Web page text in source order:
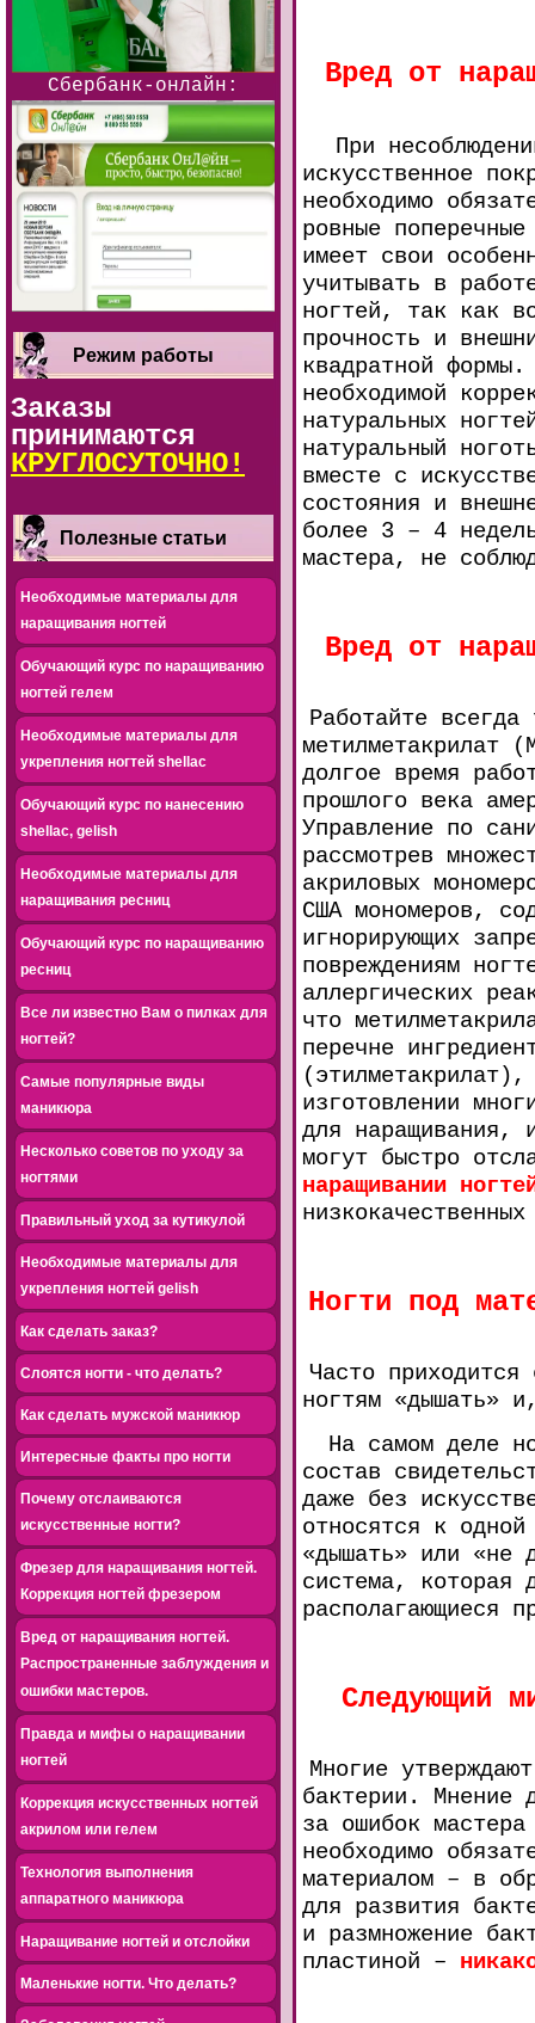
Сбербанк-онлайн:
Режим работы
Заказы
принимаются
КРУГЛОСУТОЧНО!
Полезные статьи
Необходимые материалы для
наращивания ногтей
Обучающий курс по наращиванию
ногтей гелем
Необходимые материалы для
укрепления ногтей shellac
Обучающий курс по нанесению
shellac, gelish
Необходимые материалы для
наращивания ресниц
Обучающий курс по наращиванию
ресниц
Все ли известно Вам о пилках для
ногтей?
Самые популярные виды
маникюра
Несколько советов по уходу за
ногтями
Правильный уход за кутикулой
Необходимые материалы для
укрепления ногтей gelish
Как сделать заказ?
Слоятся ногти - что делать?
Как сделать мужской маникюр
Интересные факты про ногти
Почему отслаиваются
искусственные ногти?
Фрезер для наращивания ногтей.
Коррекция ногтей фрезером
Вред от наращивания ногтей.
Распространенные заблуждения и
ошибки мастеров.
Правда и мифы о наращивании
ногтей
Коррекция искусственных ногтей
акрилом или гелем
Технология выполнения
аппаратного маникюра
Наращивание ногтей и отслойки
Маленькие ногти. Что делать?
Вред от
При
искусственное
необходимо
ровные
имеет свои
учитывать в
ногтей, так как
прочность и
квадратной
необходимой
натуральных
натуральный
вместе с
состояния и
более 3 – 4
мастера, не
Вред от
Работайте
метилметакрилат
долгое время
прошлого века
Управление по
рассмотрев
акриловых
США мономеров,
игнорирующих
повреждениям
аллергических
что
перечне
изготовлении
для наращивания,
могут быстро
наращивании
Ногти под
Часто
ногтям «дышать»
На самом деле
состав
даже без
относятся к
«дышать» или «не
система, которая
располагающиеся
Следующий
Многие
бактерии. Мнение
за ошибок
необходимо
материалом – в
для развития
и размножение
пластиной –